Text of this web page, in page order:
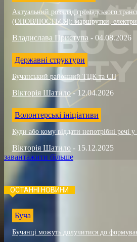
Актуальний розклад громадського
(ОНОВЛЮЄТЬСЯ): маршрутки,
Владислава Приступа - 04.08.2026
Державні структури
Бучанський районний ТЦК та СП
Вікторія Шатило - 12.04.2026
Волонтерські ініціативи
Куди або кому віддати непотрібні речі у
Вікторія Шатило - 15.12.2025
завантажити більше
ОСТАННІ НОВИНИ
Буча
Бучанці можуть долучитися до